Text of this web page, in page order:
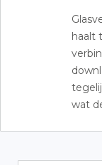
haalt
wat